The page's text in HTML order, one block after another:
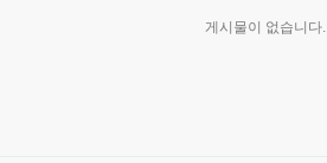
게시물이 없습니다.